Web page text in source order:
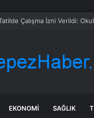
Çalışma İzni Verildi:
EKONOMI SAĞLIK